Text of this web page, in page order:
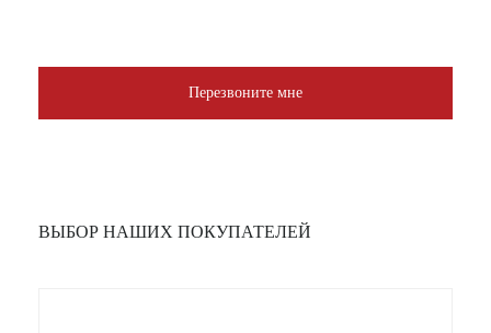
Перезвоните мне
ВЫБОР НАШИХ ПОКУПАТЕЛЕЙ